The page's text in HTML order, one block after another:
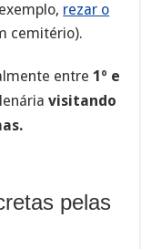
rezar o
cemitério).
entre1º e
visitando
pelas